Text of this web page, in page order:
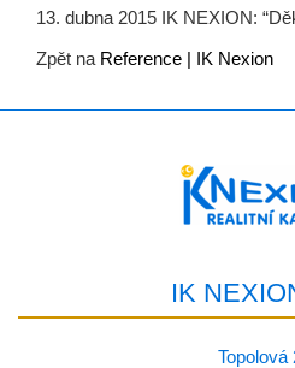
13. dubna 2015 IK NEXION:
Zpět na Reference | IK Nexion
IK
Topolová